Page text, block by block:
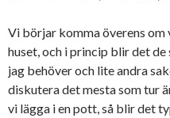
Vi börjar komma överens om
huset, och i princip blir det
jag behöver och lite andra
diskutera det mesta som tur
vi lägga i en pott, så blir det